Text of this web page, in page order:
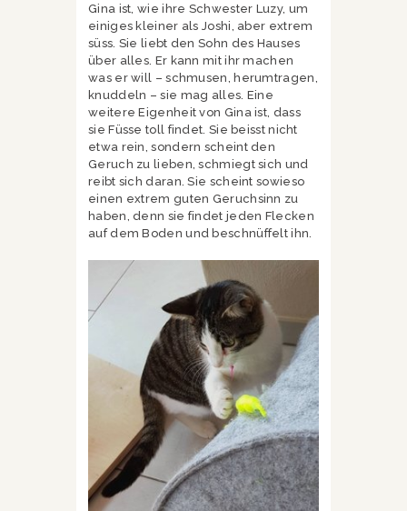
Gina ist, wie ihre Schwester Luzy, um
einiges kleiner als Joshi, aber extrem
süss. Sie liebt den Sohn des Hauses
über alles. Er kann mit ihr machen
was er will – schmusen, herumtragen,
knuddeln – sie mag alles. Eine
weitere Eigenheit von Gina ist, dass
sie Füsse toll findet. Sie beisst nicht
etwa rein, sondern scheint den
Geruch zu lieben, schmiegt sich und
reibt sich daran. Sie scheint sowieso
einen extrem guten Geruchsinn zu
haben, denn sie findet jeden Flecken
auf dem Boden und beschnüffelt ihn.